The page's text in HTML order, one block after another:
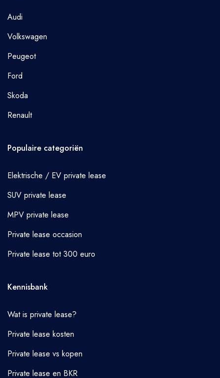
Audi
Volkswagen
Peugeot
Ford
Skoda
Renault
Populaire categoriën
Elektrische / EV private lease
SUV private lease
MPV private lease
Private lease occasion
Private lease tot 300 euro
Kennisbank
Wat is private lease?
Private lease kosten
Private lease vs kopen
Private lease en BKR